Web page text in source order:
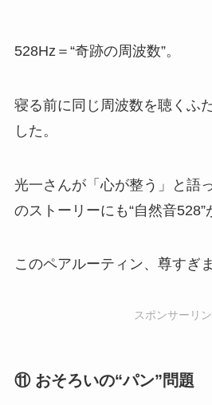
528Hz＝“奇跡の周波数”。
寝る前に同じ周波数を聴くふ
した。
光一さんが「心が整う」と語
のストーリーにも“自然音528”
このペアルーティン、尊すぎ
スポンサーリ
⑪ おそろいの“パン”問題